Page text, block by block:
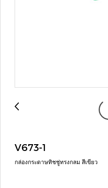
V673-1
กล่องกระดาษทิชชู่ทรงกลม สีเขียว